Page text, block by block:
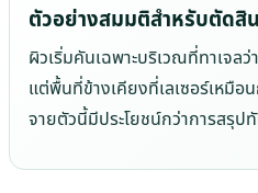
ตัวอย่างสมมติสำหรับตัดสิ
ผิวเริ่มคันเฉพาะบริเวณที่ทาเจล
แต่พื้นที่ข้างเคียงที่เลเซอร์เหมือ
จายตัวนี้มีประโยชน์กว่าการสรุป